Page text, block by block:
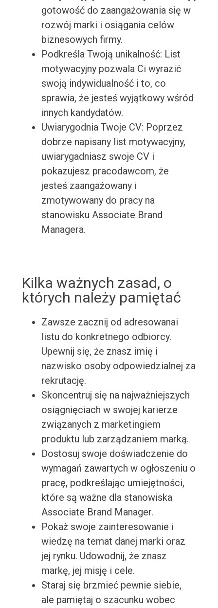
gotowość do zaangażowania się w
rozwój marki i osiągania celów
biznesowych firmy.
Podkreśla Twoją unikalność: List
motywacyjny pozwala Ci wyrazić
swoją indywidualność i to, co
sprawia, że jesteś wyjątkowy wśród
innych kandydatów.
Uwiarygodnia Twoje CV: Poprzez
dobrze napisany list motywacyjny,
uwiarygadniasz swoje CV i
pokazujesz pracodawcom, że
jesteś zaangażowany i
zmotywowany do pracy na
stanowisku Associate Brand
Managera.
Kilka ważnych zasad, o
których należy pamiętać
Zawsze zacznij od adresowanai
listu do konkretnego odbiorcy.
Upewnij się, że znasz imię i
nazwisko osoby odpowiedzialnej za
rekrutację.
Skoncentruj się na najważniejszych
osiągnięciach w swojej karierze
związanych z marketingiem
produktu lub zarządzaniem marką.
Dostosuj swoje doświadczenie do
wymagań zawartych w ogłoszeniu o
pracę, podkreślając umiejętności,
które są ważne dla stanowiska
Associate Brand Manager.
Pokaż swoje zainteresowanie i
wiedzę na temat danej marki oraz
jej rynku. Udowodnij, że znasz
markę, jej misję i cele.
Staraj się brzmieć pewnie siebie,
ale pamiętaj o szacunku wobec